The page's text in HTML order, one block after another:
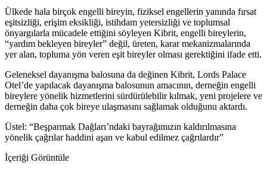
Ülkede hala birçok engelli bireyin, fiziksel engellerin yanında fırsat
eşitsizliği, erişim eksikliği, istihdam yetersizliği ve toplumsal
önyargılarla mücadele ettiğini söyleyen Kibrit, engelli bireylerin,
“yardım bekleyen bireyler” değil, üreten, karar mekanizmalarında
yer alan, topluma yön veren eşit bireyler olması gerektiğini ifade etti.
Geleneksel dayanışma balosuna da değinen Kibrit, Lords Palace
Otel’de yapılacak dayanışma balosunun amacının, derneğin engelli
bireylere yönelik hizmetlerini sürdürülebilir kılmak, yeni projelere ve
derneğin daha çok bireye ulaşmasını sağlamak olduğunu aktardı.
Üstel: “Beşparmak Dağları’ndaki bayrağımızın kaldırılmasına
yönelik çağrılar haddini aşan ve kabul edilmez çağrılardır”
İçeriği Görüntüle